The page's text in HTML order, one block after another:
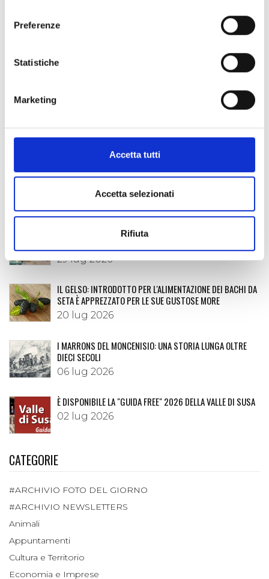
Preferenze
Statistiche
Marketing
Accetta tutti
Accetta selezionati
Rifiuta
POST RECENTI
SUL ROCCIAMELONE SI FESTEGGIA LA MADONNA DELLA
NEVE… CADUTA A ROMA IL 5 AGOSTO 358
FARE IMPRESA NELLE TERRE ALTE: A SUSA CNA DISCUTE DI
29 lug 2026
IL GELSO: INTRODOTTO PER L'ALIMENTAZIONE DEI BACHI DA
SETA È APPREZZATO PER LE SUE GUSTOSE MORE
20 lug 2026
I MARRONS DEL MONCENISIO: UNA STORIA LUNGA OLTRE
DIECI SECOLI
06 lug 2026
È DISPONIBILE LA "GUIDA FREE" 2026 DELLA VALLE DI SUSA
02 lug 2026
CATEGORIE
#ARCHIVIO FOTO DEL GIORNO
#ARCHIVIO NEWSLETTERS
Animali
Appuntamenti
Cultura e Territorio
Economia e Imprese